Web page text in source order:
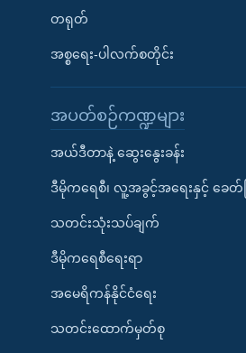
တရုတ်
အစ္စရေး-ပါလက်စတိုင်း
အပတ်စဉ်ကဏ္ဍများ
အယ်ဒီတာနဲ့ ဆွေးနွေးခန်း
ဒီမိုကရေစီ၊ လူ့အခွင့်အရေးနှင့် ခေတ်ပ
သတင်းသုံးသပ်ချက်
ဒီမိုကရေစီရေးရာ
အမေရိကန်နိုင်ငံရေး
သတင်းထောက်မှတ်စု